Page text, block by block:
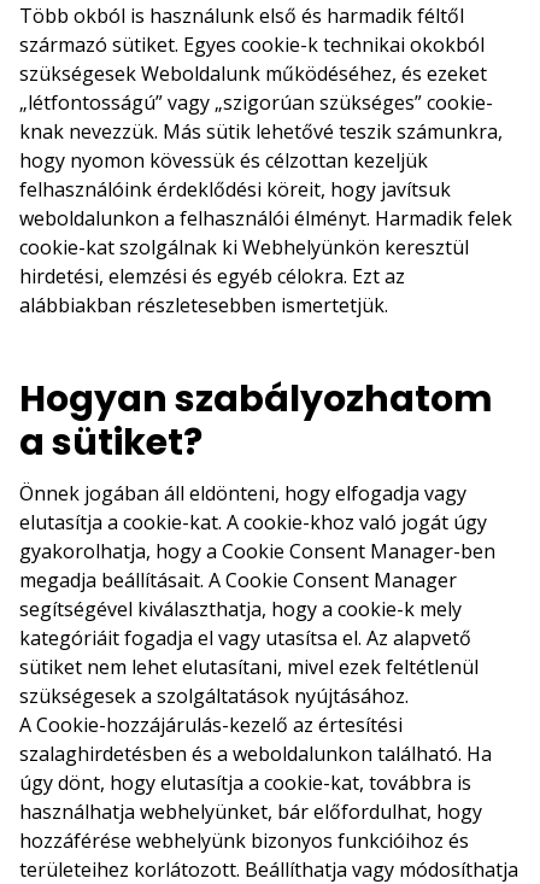
Több okból is használunk első és harmadik féltől
származó sütiket. Egyes cookie-k technikai okokból
szükségesek Weboldalunk működéséhez, és ezeket
„létfontosságú” vagy „szigorúan szükséges” cookie-
knak nevezzük. Más sütik lehetővé teszik számunkra,
hogy nyomon kövessük és célzottan kezeljük
felhasználóink érdeklődési köreit, hogy javítsuk
weboldalunkon a felhasználói élményt. Harmadik felek
cookie-kat szolgálnak ki Webhelyünkön keresztül
hirdetési, elemzési és egyéb célokra. Ezt az
alábbiakban részletesebben ismertetjük.
Hogyan szabályozhatom
a sütiket?
Önnek jogában áll eldönteni, hogy elfogadja vagy
elutasítja a cookie-kat. A cookie-khoz való jogát úgy
gyakorolhatja, hogy a Cookie Consent Manager-ben
megadja beállításait. A Cookie Consent Manager
segítségével kiválaszthatja, hogy a cookie-k mely
kategóriáit fogadja el vagy utasítsa el. Az alapvető
sütiket nem lehet elutasítani, mivel ezek feltétlenül
szükségesek a szolgáltatások nyújtásához.
A Cookie-hozzájárulás-kezelő az értesítési
szalaghirdetésben és a weboldalunkon található. Ha
úgy dönt, hogy elutasítja a cookie-kat, továbbra is
használhatja webhelyünket, bár előfordulhat, hogy
hozzáférése webhelyünk bizonyos funkcióihoz és
területeihez korlátozott. Beállíthatja vagy módosíthatja